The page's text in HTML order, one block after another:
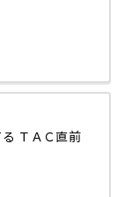
ＴＡＣ直前